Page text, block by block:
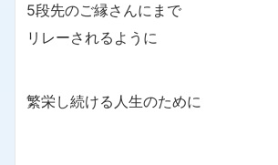
5段先のご縁さんにまで
リレーされるように
繁栄し続ける人生のために